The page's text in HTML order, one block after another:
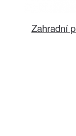
Zahradní